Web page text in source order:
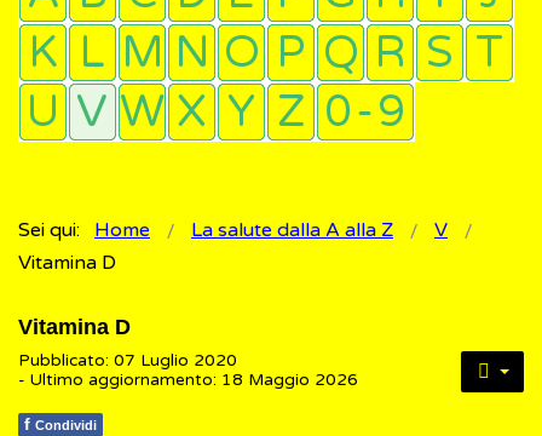
Sei qui: Home La salute dalla A alla Z
V
Vitamina D
Vitamina D
Pubblicato: 07 Luglio 2020
- Ultimo aggiornamento: 18 Maggio 2026
f Condividi